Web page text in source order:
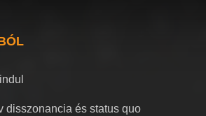
disszonancia és status quo